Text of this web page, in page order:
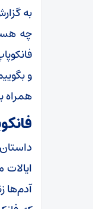
به
چه
و
همراه
داستان
آدم‌ها